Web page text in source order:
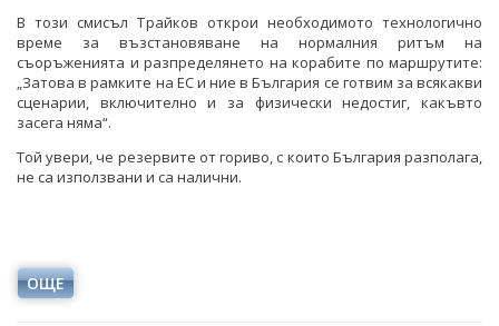
В този смисъл Трайков открои необходимото технологично
време за възстановяване на нормалния ритъм на
съоръженията и разпределянето на корабите по маршрутите:
„Затова в рамките на ЕС и ние в България се готвим за всякакви
сценарии, включително и за физически недостиг, какъвто
засега няма“.
Той увери, че резервите от гориво, с които България разполага,
не са използвани и са налични.
ОЩЕ